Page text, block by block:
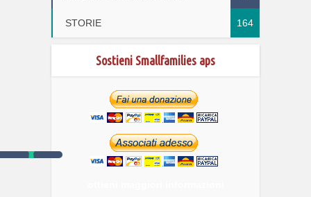
STORIE 164
Sostieni Smallfamilies aps